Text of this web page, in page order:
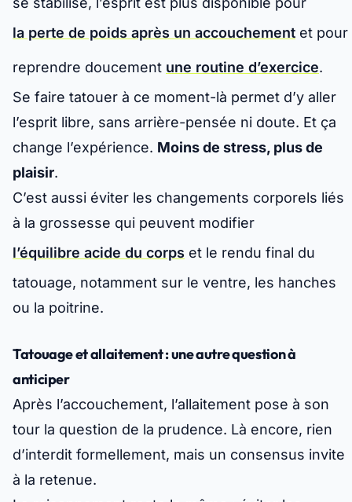
la perte de poids après un accouchement et pour
reprendre doucement une routine d’exercice.
Se faire tatouer à ce moment-là permet d’y aller
l’esprit libre, sans arrière-pensée ni doute. Et ça
change l’expérience. Moins de stress, plus de
plaisir.
C’est aussi éviter les changements corporels liés
à la grossesse qui peuvent modifier
l’équilibre acide du corps et le rendu final du
tatouage, notamment sur le ventre, les hanches
ou la poitrine.
Tatouage et allaitement : une autre question à
anticiper
Après l’accouchement, l’allaitement pose à son
tour la question de la prudence. Là encore, rien
d’interdit formellement, mais un consensus invite
à la retenue.